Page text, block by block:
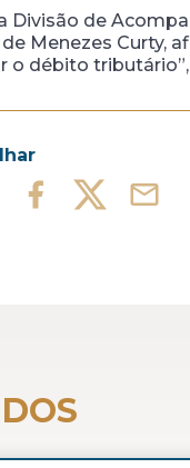
Divisão de
Menezes Curty,
o débito